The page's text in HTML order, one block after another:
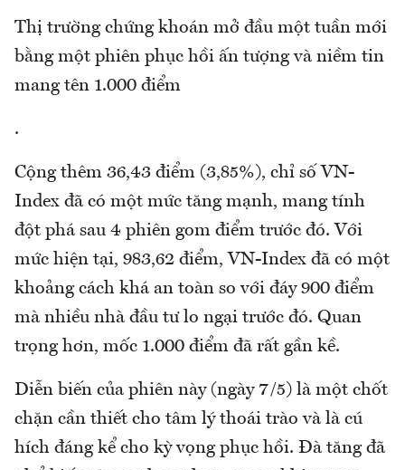
Thị trường chứng khoán mở đầu một tuần mới
bằng một phiên phục hồi ấn tượng và niềm tin
mang tên 1.000 điểm
.
Cộng thêm 36,43 điểm (3,85%), chỉ số VN-
Index đã có một mức tăng mạnh, mang tính
đột phá sau 4 phiên gom điểm trước đó. Với
mức hiện tại, 983,62 điểm, VN-Index đã có một
khoảng cách khá an toàn so với đáy 900 điểm
mà nhiều nhà đầu tư lo ngại trước đó. Quan
trọng hơn, mốc 1.000 điểm đã rất gần kề.
Diễn biến của phiên này (ngày 7/5) là một chốt
chặn cần thiết cho tâm lý thoái trào và là cú
hích đáng kể cho kỳ vọng phục hồi. Đà tăng đã